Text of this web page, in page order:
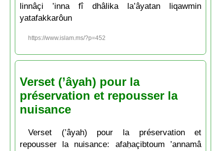
linnâçi ’inna fî dhâlika la’âyatan liqawmin
yatafakkarôun
https://www.islam.ms/?p=452
Verset (’âyah) pour la
préservation et repousser la
nuisance
Verset (’âyah) pour la préservation et
repousser la nuisance: afaḥaçibtoum ’annamâ